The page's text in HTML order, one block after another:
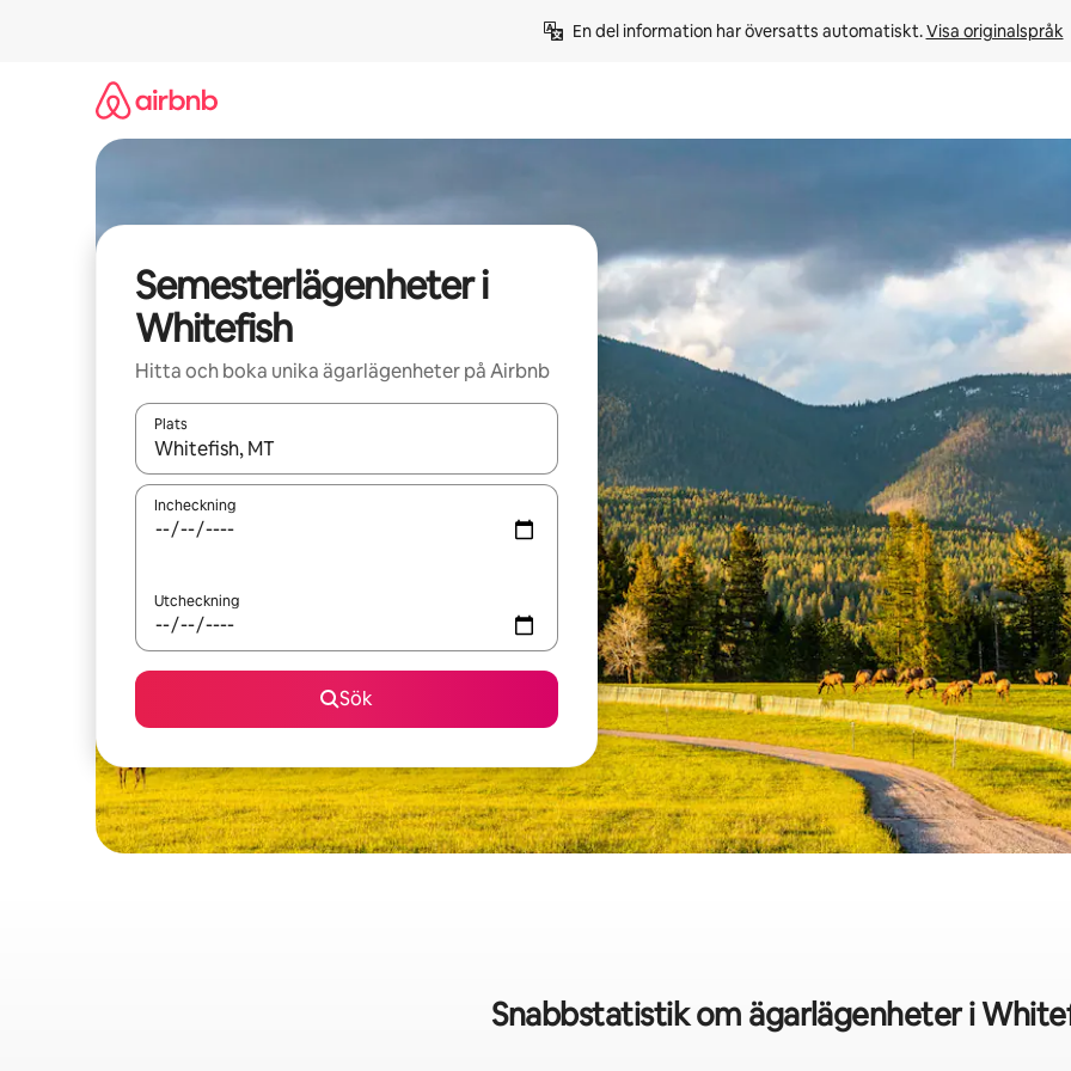
En del information har översatts automatiskt. Visa originalspråk
Semesterlägenheter i
Whitefish
Hitta och boka unika ägarlägenheter på Airbnb
Plats
När resultaten är tillgängliga kan du navigera med upp- och nedåtpilarna eller utforska genom att trycka eller svepa.
Incheckning
Utcheckning
Sök
Snabbstatistik om ägarlägenheter i